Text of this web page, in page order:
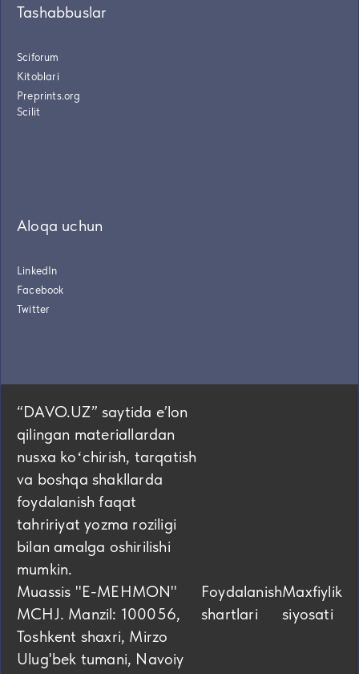
Tashabbuslar
Sciforum
Kitoblari
Preprints.org
Scilit
Aloqa uchun
LinkedIn
Facebook
Twitter
“DAVO.UZ” saytida eʼlon
qilingan materiallardan
nusxa koʻchirish, tarqatish
va boshqa shakllarda
foydalanish faqat
tahririyat yozma roziligi
bilan amalga oshirilishi
mumkin.
Muassis "E-MEHMON"
MCHJ. Manzil: 100056,
Toshkent shaxri, Mirzo
Ulug'bek tumani, Navoiy
Foydalanish
shartlari
Maxfiylik
siyosati